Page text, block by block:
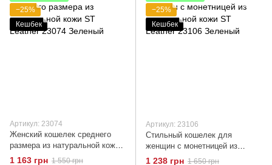
−25%
Кешбек
Артикул: 23074
Женский кошелек среднего
размера из натуральной кожи
ST Leather 23074 Зеленый
1 163 грн 1 550 грн
−25%
Кешбек
Артикул: 23106
Стильный кошелек для
женщин с монетницей из
натуральной кожи ST Leather
1 238 грн 1 650 грн